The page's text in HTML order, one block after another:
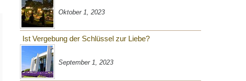
Oktober 1, 2023
Ist Vergebung der Schlüssel zur Liebe?
September 1, 2023